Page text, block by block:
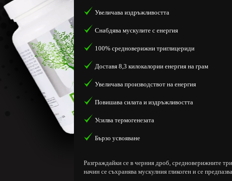
Увеличава издръжливостта
Снабдява мускулите с енергия
100% средноверижни триглицериди
Доставя 8,3 килокалории енергия на грам
Увеличава производствот на енергия
Повишава силата и издръжливостта
Усилва термогенезата
Бързо усвояване
Разграждайки се в черния дроб, средноверижните
начин се съхранява мускулния гликоген и се